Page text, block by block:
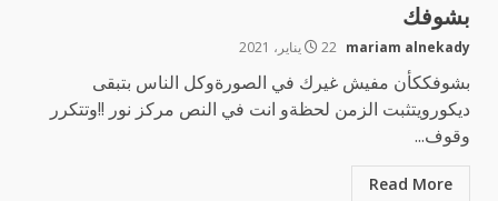
بشوفك
mariam alnekady 22 يناير، 2021
بشوفككأن مفيش غيرك في الصورةوكل الناس بتبقى
ديكورويتثبت الزمن لحظةو انت في النص مركز نور !!وتتكرر
وقوف...
Read More